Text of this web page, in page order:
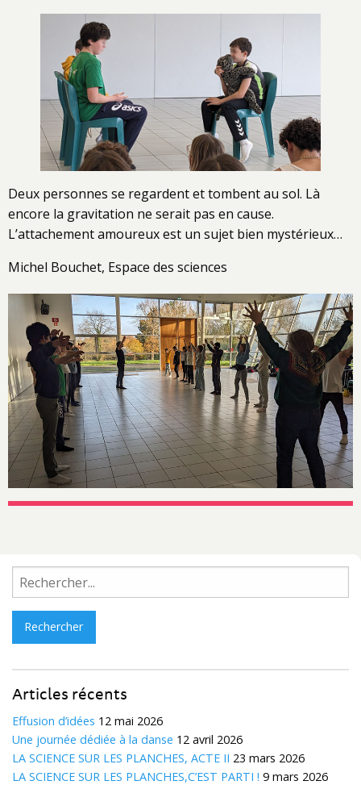
Deux personnes se regardent et tombent au sol. Là
encore la gravitation ne serait pas en cause.
L’attachement amoureux est un sujet bien mystérieux…
Michel Bouchet, Espace des sciences
Rechercher :
Articles récents
Effusion d’idées 12 mai 2026
Une journée dédiée à la danse 12 avril 2026
LA SCIENCE SUR LES PLANCHES, ACTE II 23 mars 2026
LA SCIENCE SUR LES PLANCHES,C’EST PARTI ! 9 mars 2026